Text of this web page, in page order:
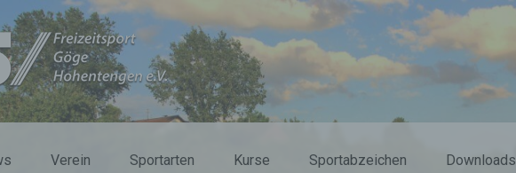
Verein Sportarten Kurse Sportabzeichen Downloads